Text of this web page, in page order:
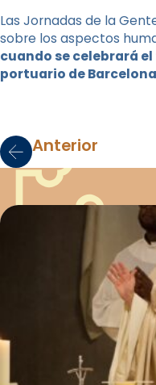
Las Jornadas de la
sobre los aspectos
cuando se celebrará
portuario de Barcelona
Anterior